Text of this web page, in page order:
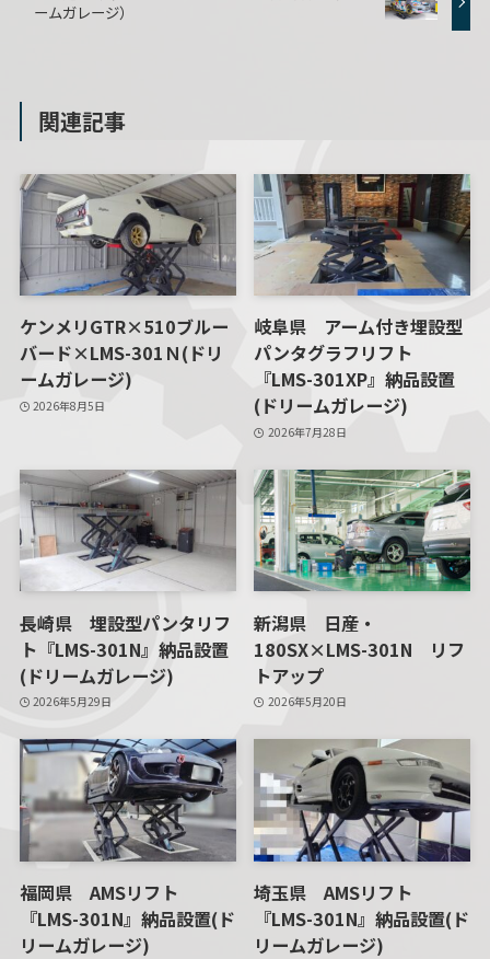
ームガレージ）
関連記事
ケンメリGTR×510ブルー
バード×LMS-301Ｎ(ドリ
ームガレージ)
2026年8月5日
岐阜県 アーム付き埋設型
パンタグラフリフト
『LMS-301XP』納品設置
(ドリームガレージ)
2026年7月28日
長崎県 埋設型パンタリフ
ト『LMS-301N』納品設置
(ドリームガレージ)
2026年5月29日
新潟県 日産・
180SX×LMS-301N リフ
トアップ
2026年5月20日
福岡県 AMSリフト
『LMS-301N』納品設置(ド
リームガレージ)
埼玉県 AMSリフト
『LMS-301N』納品設置(ド
リームガレージ)